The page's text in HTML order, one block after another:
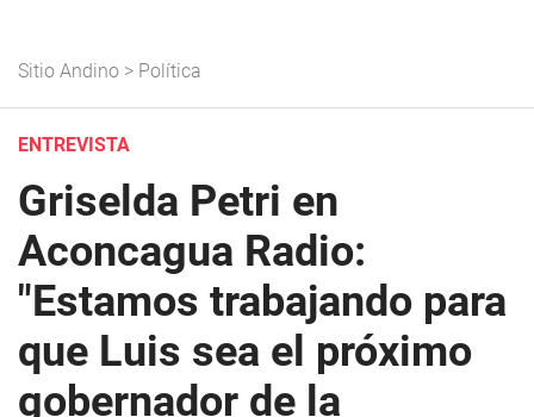
Sitio Andino > Política
ENTREVISTA
Griselda Petri en
Aconcagua Radio:
"Estamos trabajando para
que Luis sea el próximo
gobernador de la